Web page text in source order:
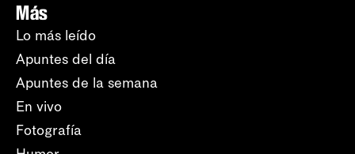
Más
Lo más leído
Apuntes del día
Apuntes de la semana
En vivo
Fotografía